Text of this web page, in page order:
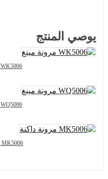
يوصي المنتج
WK5006 مرونة مينغ
WQ5006 مرونة مينغ
MK5006 مرونة داكنة